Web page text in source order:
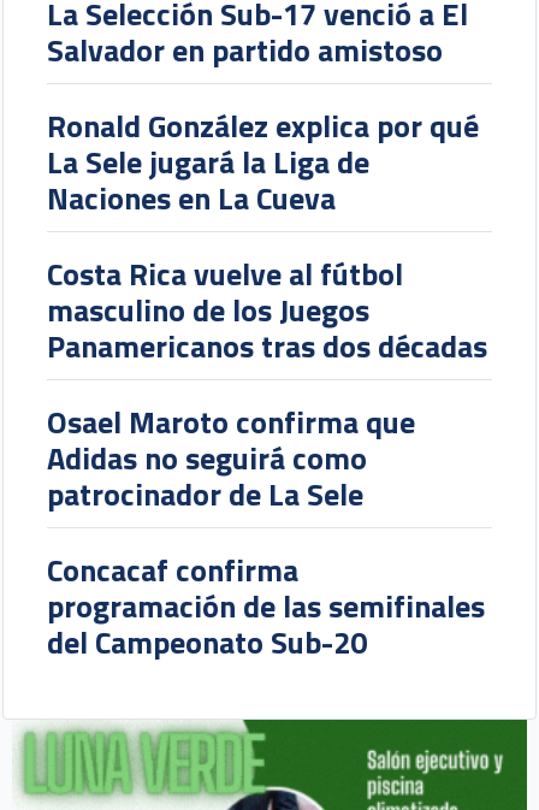
La Selección Sub-17 venció a El
Salvador en partido amistoso
Ronald González explica por qué
La Sele jugará la Liga de
Naciones en La Cueva
Costa Rica vuelve al fútbol
masculino de los Juegos
Panamericanos tras dos décadas
Osael Maroto confirma que
Adidas no seguirá como
patrocinador de La Sele
Concacaf confirma
programación de las semifinales
del Campeonato Sub-20